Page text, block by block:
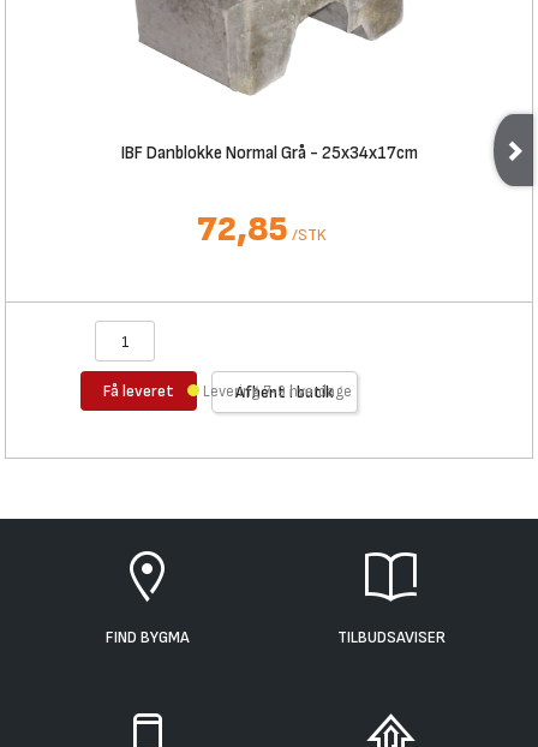
IBF Danblokke Normal Grå - 25x34x17cm
72,85 /STK
Få leveret Afhent i butik
Levering 7-9 hverdage
FIND BYGMA TILBUDSAVISER